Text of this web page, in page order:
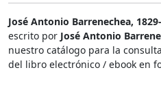
José Antonio Barrenechea,
escrito por José Antonio
nuestro catálogo para la
del libro electrónico / ebook en